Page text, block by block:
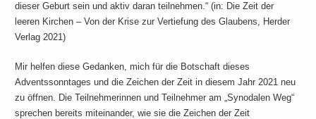
dieser Geburt sein und aktiv daran teilnehmen.“ (in: Die Zeit der
leeren Kirchen – Von der Krise zur Vertiefung des Glaubens, Herder
Verlag 2021)
Mir helfen diese Gedanken, mich für die Botschaft dieses
Adventssonntages und die Zeichen der Zeit in diesem Jahr 2021 neu
zu öffnen. Die Teilnehmerinnen und Teilnehmer am „Synodalen Weg“
sprechen bereits miteinander, wie sie die Zeichen der Zeit